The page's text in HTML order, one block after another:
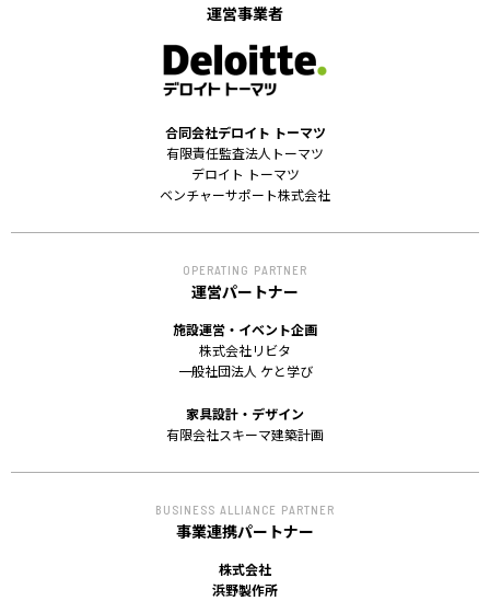
運営事業者
合同会社デロイト トーマツ
有限責任監査法人トーマツ
デロイト トーマツ
ベンチャーサポート株式会社
OPERATING PARTNER
運営パートナー
施設運営・イベント企画
株式会社リビタ
一般社団法人 ケと学び
家具設計・デザイン
有限会社スキーマ建築計画
BUSINESS ALLIANCE PARTNER
事業連携パートナー
株式会社
浜野製作所